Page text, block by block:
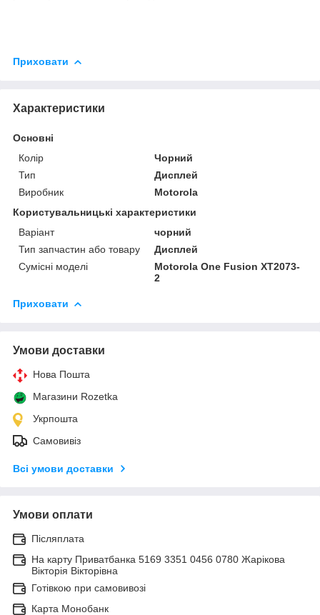
Приховати
Характеристики
Основні
Колір
Чорний
Тип
Дисплей
Виробник
Motorola
Користувальницькі характеристики
Варіант
чорний
Тип запчастин або товару
Дисплей
Сумісні моделі
Motorola One Fusion XT2073-
2
Приховати
Умови доставки
Нова Пошта
Магазини Rozetka
Укрпошта
Самовивіз
Всі умови доставки
Умови оплати
Післяплата
На карту Приватбанка 5169 3351 0456 0780 Жарікова
Вікторія Вікторівна
Готівкою при самовивозі
Карта Монобанк